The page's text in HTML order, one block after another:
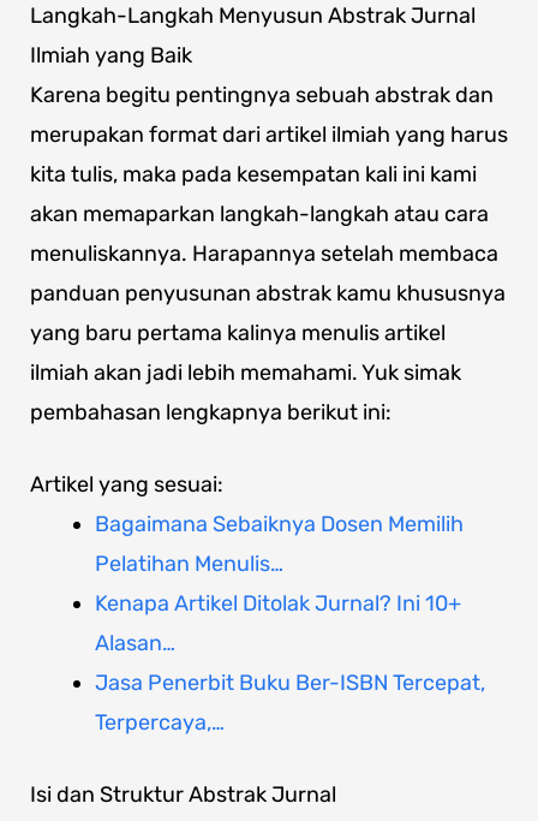
Langkah-Langkah Menyusun Abstrak Jurnal
Ilmiah yang Baik
Karena begitu pentingnya sebuah abstrak dan
merupakan format dari artikel ilmiah yang harus
kita tulis, maka pada kesempatan kali ini kami
akan memaparkan langkah-langkah atau cara
menuliskannya. Harapannya setelah membaca
panduan penyusunan abstrak kamu khususnya
yang baru pertama kalinya menulis artikel
ilmiah akan jadi lebih memahami. Yuk simak
pembahasan lengkapnya berikut ini:
Artikel yang sesuai:
Bagaimana Sebaiknya Dosen Memilih
Pelatihan Menulis…
Kenapa Artikel Ditolak Jurnal? Ini 10+
Alasan…
Jasa Penerbit Buku Ber-ISBN Tercepat,
Terpercaya,…
Isi dan Struktur Abstrak Jurnal